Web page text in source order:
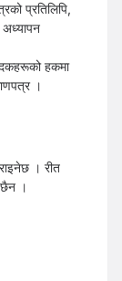
प्रतिलिपि,
अध्यापन
हकमा
।
। रीत
छैन ।